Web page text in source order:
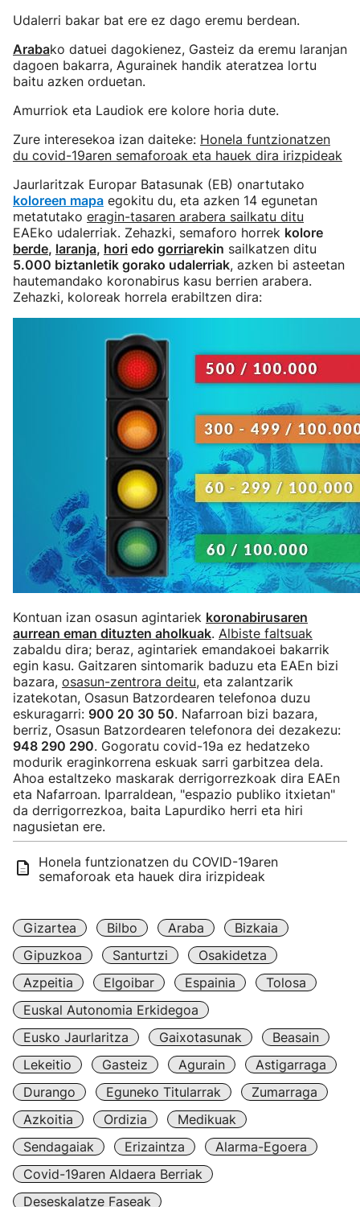
Udalerri bakar bat ere ez dago eremu berdean.
Arabako datuei dagokienez, Gasteiz da eremu laranjan
dagoen bakarra, Agurainek handik ateratzea lortu
baitu azken orduetan.
Amurriok eta Laudiok ere kolore horia dute.
Zure interesekoa izan daiteke: Honela funtzionatzen
du covid-19aren semaforoak eta hauek dira irizpideak
Jaurlaritzak Europar Batasunak (EB) onartutako
koloreen mapa egokitu du, eta azken 14 egunetan
metatutako eragin-tasaren arabera sailkatu ditu
EAEko udalerriak. Zehazki, semaforo horrek kolore
berde, laranja, hori edo gorriarekin sailkatzen ditu
5.000 biztanletik gorako udalerriak, azken bi asteetan
hautemandako koronabirus kasu berrien arabera.
Zehazki, koloreak horrela erabiltzen dira:
Kontuan izan osasun agintariek koronabirusaren
aurrean eman dituzten aholkuak. Albiste faltsuak
zabaldu dira; beraz, agintariek emandakoei bakarrik
egin kasu. Gaitzaren sintomarik baduzu eta EAEn bizi
bazara, osasun-zentrora deitu, eta zalantzarik
izatekotan, Osasun Batzordearen telefonoa duzu
eskuragarri: 900 20 30 50. Nafarroan bizi bazara,
berriz, Osasun Batzordearen telefonora dei dezakezu:
948 290 290. Gogoratu covid-19a ez hedatzeko
modurik eraginkorrena eskuak sarri garbitzea dela.
Ahoa estaltzeko maskarak derrigorrezkoak dira EAEn
eta Nafarroan. Iparraldean, "espazio publiko itxietan"
da derrigorrezkoa, baita Lapurdiko herri eta hiri
nagusietan ere.
Honela funtzionatzen du COVID-19aren
semaforoak eta hauek dira irizpideak
Gizartea Bilbo Araba
Bizkaia
Gipuzkoa
Santurtzi
Osakidetza
Azpeitia
Elgoibar Espainia
Tolosa
Euskal Autonomia Erkidegoa
Eusko Jaurlaritza
Gaixotasunak
Beasain
Lekeitio
Gasteiz Agurain
Astigarraga
Durango
Eguneko Titularrak
Zumarraga
Azkoitia
Ordizia
Medikuak
Sendagaiak
Erizaintza
Alarma-Egoera
Covid-19aren Aldaera Berriak
Deseskalatze Faseak